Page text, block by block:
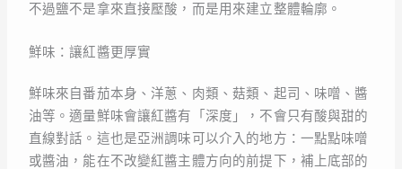
不過鹽不是拿來直接壓酸，而是用來建立整體輪廓。
鮮味：讓紅醬更厚實
鮮味來自番茄本身、洋蔥、肉類、菇類、起司、味噌、醬
油等。適量鮮味會讓紅醬有「深度」，不會只有酸與甜的
直線對話。這也是亞洲調味可以介入的地方：一點點味噌
或醬油，能在不改變紅醬主體方向的前提下，補上底部的